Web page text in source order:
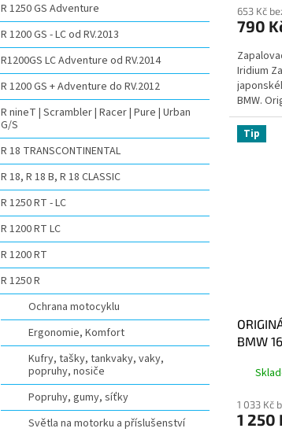
R 1250 GS Adventure
R 1200 GS - LC od RV.2013
R1200GS LC Adventure od RV.2014
R 1200 GS + Adventure do RV.2012
R nineT | Scrambler | Racer | Pure | Urban
G/S
R 18 TRANSCONTINENTAL
R 18, R 18 B, R 18 CLASSIC
R 1250 RT - LC
R 1200 RT LC
R 1200 RT
R 1250 R
Ochrana motocyklu
Ergonomie, Komfort
Kufry, tašky, tankvaky, vaky,
popruhy, nosiče
Popruhy, gumy, síťky
Světla na motorku a příslušenství
653 Kč
790
Iridium
BMW.
Tip
BMW
1 033 Kč
1 250